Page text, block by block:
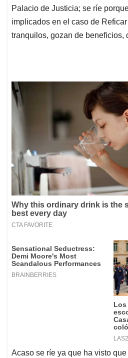
Palacio de Justicia; se ríe
implicados en el caso de
tranquilos, gozan de beneficios,
Acaso se ríe ya que ha visto